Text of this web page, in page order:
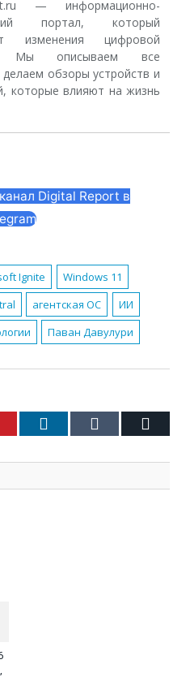
— информационно-
портал, который
изменения цифровой
Мы описываем все
обзоры устройств и
которые влияют на жизнь
Digital Report в
Ignite
Windows 11
агентская ОС
ИИ
Паван Давулури
Pinterest LinkedIn Tumblr